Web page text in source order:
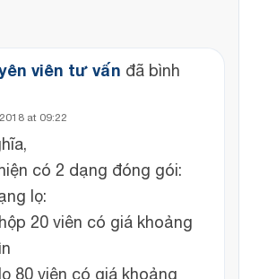
viên tư vấn đã bình
at 09:22
có 2 dạng đóng gói:
lọ:
20 viên có giá khoảng
80 viên có giá khoảng